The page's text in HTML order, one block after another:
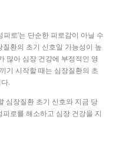
로’는 단순한 피로감이 아닐 수
환의 초기 신호일 가능성이 높
많아 심장 건강에 부정적인 영
기 시작할 때는 심장질환의 초
.
심장질환 초기 신호와 지금 당
로를 해소하고 심장 건강을 지